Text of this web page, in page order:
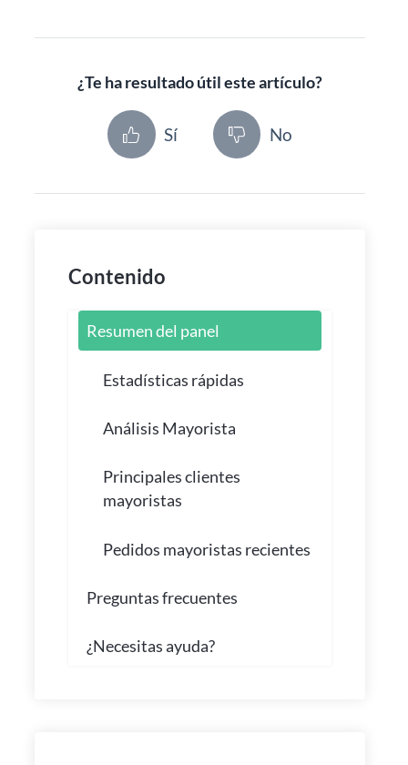
¿Te ha resultado útil este artículo?
Sí No
Contenido
Resumen del panel
Estadísticas rápidas
Análisis Mayorista
Principales clientes
mayoristas
Pedidos mayoristas recientes
Preguntas frecuentes
¿Necesitas ayuda?